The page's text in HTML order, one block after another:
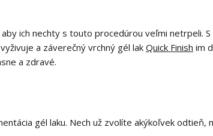
ich nechty s touto procedúrou veľmi netrpeli. S
a záverečný vrchný gél lak Quick Finish im
a zdravé.
gél laku. Nech už zvolíte akýkoľvek odtieň,